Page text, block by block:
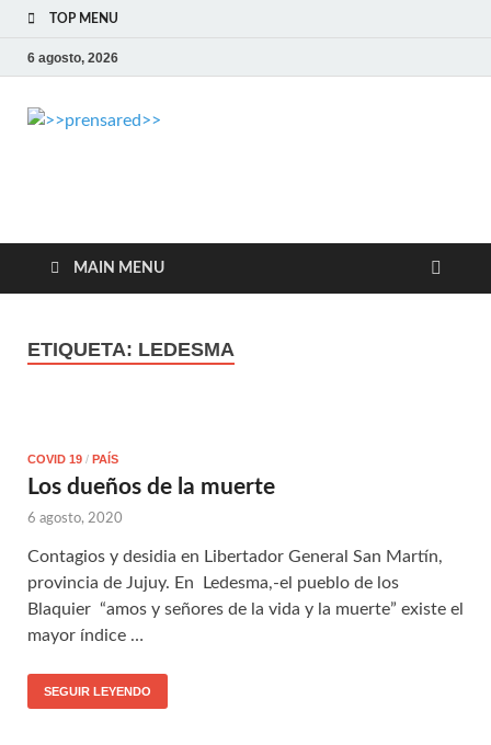
TOP MENU
6 agosto, 2026
MAIN MENU
ETIQUETA: LEDESMA
COVID 19 / PAÍS
Los dueños de la muerte
6 agosto, 2020
Contagios y desidia en Libertador General San Martín,
provincia de Jujuy. En Ledesma,-el pueblo de los
Blaquier “amos y señores de la vida y la muerte” existe el
mayor índice …
SEGUIR LEYENDO